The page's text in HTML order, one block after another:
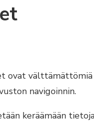
ovat
navigoinnin.
keräämään